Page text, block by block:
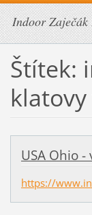
Indoor
Štítek:
USA Ohio -
https://